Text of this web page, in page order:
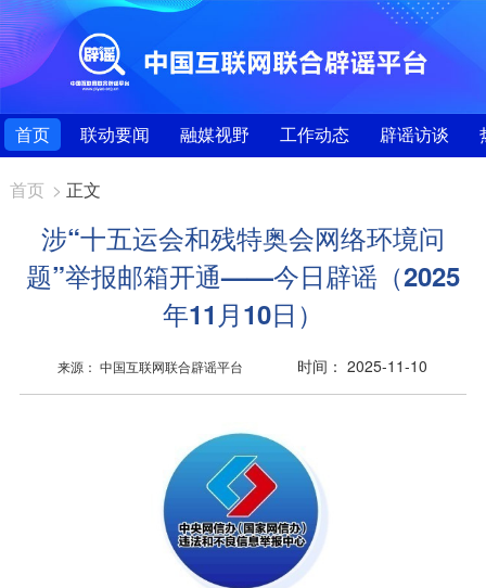
首页 联动要闻 融媒视野 工作动态 辟谣访谈
首页 > 正文
涉“十五运会和残特奥会网络环境问
题”举报邮箱开通——今日辟谣（2025
年11月10日）
来源： 中国互联网联合辟谣平台 时间： 2025-11-10